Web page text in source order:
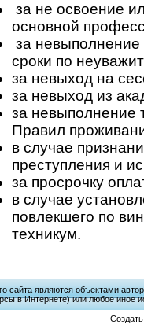
за не освоение
основной
за невыполнение
сроки по
за невыход на
за невыход из
за невыполнение
Правил
в случае
преступления и
за просрочку
в случае
повлекшего по
техникум.
сайта являются объектами
в Интернете) или любое иное